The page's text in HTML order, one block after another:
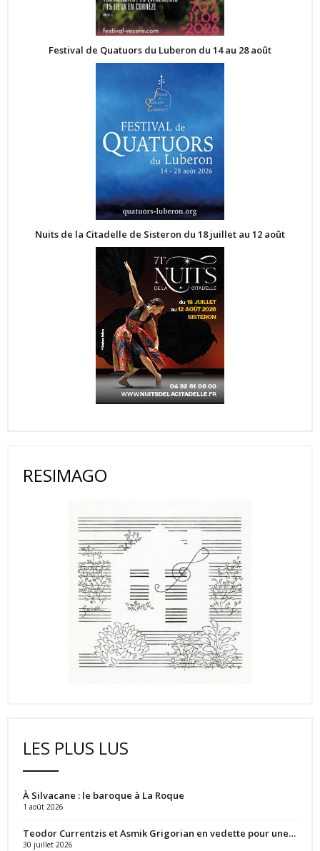
Festival de Quatuors du Luberon du 14 au 28 août
Nuits de la Citadelle de Sisteron du 18 juillet au 12 août
RESIMAGO
LES PLUS LUS
À Silvacane : le baroque à La Roque
1 août 2026
Teodor Currentzis et Asmik Grigorian en vedette pour une…
30 juillet 2026